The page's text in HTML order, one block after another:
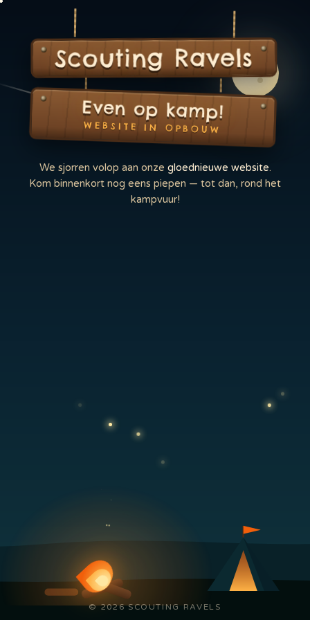
Scouting Ravels
Even op kamp!
WEBSITE IN OPBOUW
We sjorren volop aan onze gloednieuwe website.
Kom binnenkort nog eens piepen — tot dan, rond het
kampvuur!
© 2026 SCOUTING RAVELS